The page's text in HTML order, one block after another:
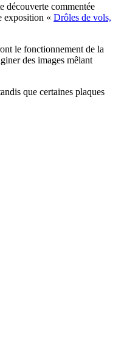
découverte commentée
exposition « Drôles de vols,
le fonctionnement de la
des images mêlant
que certaines plaques